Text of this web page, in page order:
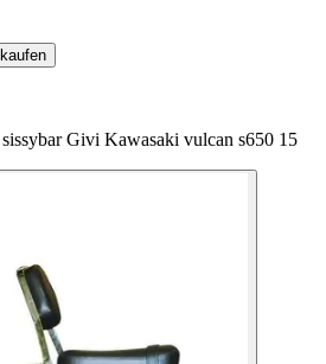
Givi Kawasaki vulcan s650 15